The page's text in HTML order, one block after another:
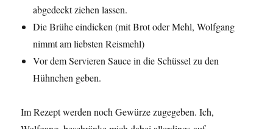
abgedeckt ziehen lassen.
Die Brühe eindicken (mit Brot oder Mehl, Wolfgang
nimmt am liebsten Reismehl)
Vor dem Servieren Sauce in die Schüssel zu den
Hühnchen geben.
Im Rezept werden noch Gewürze zugegeben. Ich,